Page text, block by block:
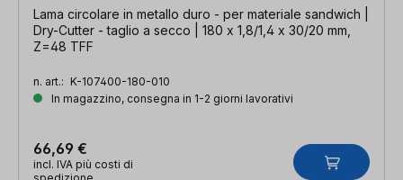
Lama circolare in metallo duro - per materiale sandwich |
Dry-Cutter - taglio a secco | 180 x 1,8/1,4 x 30/20 mm,
Z=48 TFF
n. art.: K-107400-180-010
In magazzino, consegna in 1-2 giorni lavorativi
66,69 €
incl. IVA più costi di